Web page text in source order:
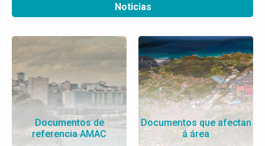
Noticias
Documentos de
referencia AMAC
Documentos que afectan
á área